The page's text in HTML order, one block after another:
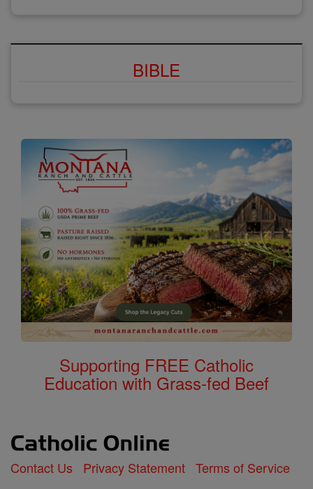
BIBLE
Supporting FREE Catholic
Education with Grass-fed Beef
Contact Us Privacy Statement Terms of Service